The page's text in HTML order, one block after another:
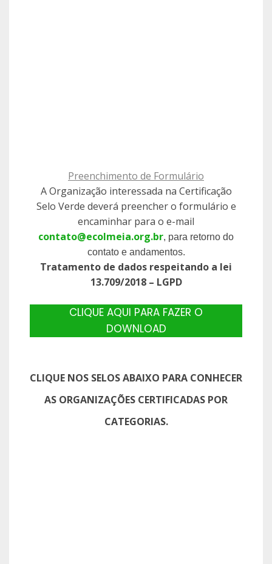
Preenchimento de Formulário
A Organização interessada na Certificação
Selo Verde deverá preencher o formulário e
encaminhar para o e-mail
contato@ecolmeia.org.br, para retorno do
contato e andamentos.
Tratamento de dados respeitando a lei
13.709/2018 – LGPD
CLIQUE AQUI PARA FAZER O
DOWNLOAD
CLIQUE NOS SELOS ABAIXO PARA CONHECER
AS ORGANIZAÇÕES CERTIFICADAS POR
CATEGORIAS.